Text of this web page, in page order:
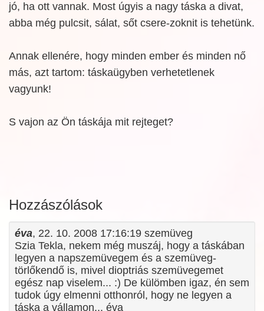
jó, ha ott vannak. Most úgyis a nagy táska a divat,
abba még pulcsit, sálat, sőt csere-zoknit is tehetünk.
Annak ellenére, hogy minden ember és minden nő
más, azt tartom: táskaügyben verhetetlenek
vagyunk!
S vajon az Ön táskája mit rejteget?
Hozzászólások
éva, 22. 10. 2008 17:16:19 szemüveg
Szia Tekla, nekem még muszáj, hogy a táskában
legyen a napszemüvegem és a szemüveg-
törlőkendő is, mivel dioptriás szemüvegemet
egész nap viselem... :) De külömben igaz, én sem
tudok úgy elmenni otthonról, hogy ne legyen a
táska a vállamon... éva